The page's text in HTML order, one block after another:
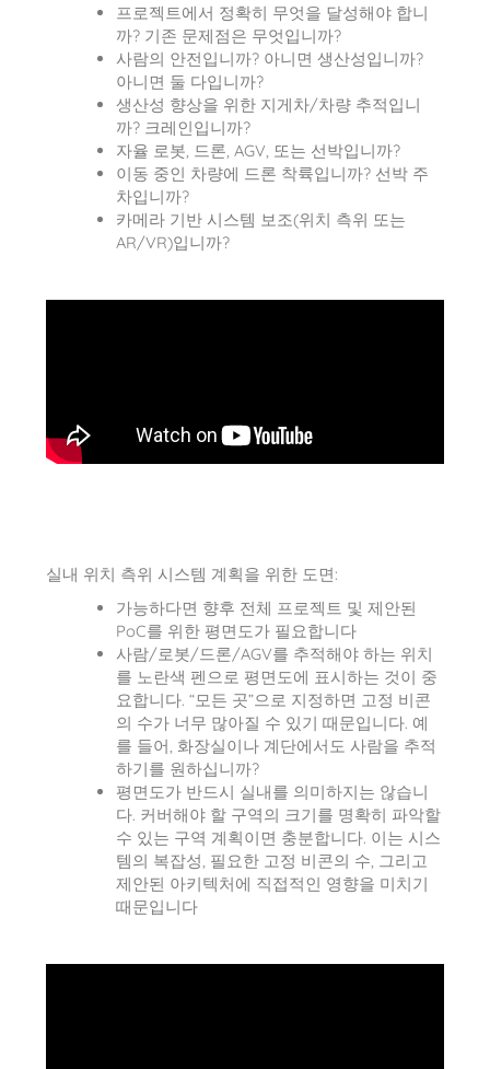
프로젝트에서 정확히 무엇을 달성해야 합니
까? 기존 문제점은 무엇입니까?
사람의 안전입니까? 아니면 생산성입니까?
아니면 둘 다입니까?
생산성 향상을 위한 지게차/차량 추적입니
까? 크레인입니까?
자율 로봇, 드론, AGV, 또는 선박입니까?
이동 중인 차량에 드론 착륙입니까? 선박 주
차입니까?
카메라 기반 시스템 보조(위치 측위 또는
AR/VR)입니까?
실내 위치 측위 시스템 계획을 위한 도면:
가능하다면 향후 전체 프로젝트 및 제안된
PoC를 위한 평면도가 필요합니다
사람/로봇/드론/AGV를 추적해야 하는 위치
를 노란색 펜으로 평면도에 표시하는 것이 중
요합니다. “모든 곳”으로 지정하면 고정 비콘
의 수가 너무 많아질 수 있기 때문입니다. 예
를 들어, 화장실이나 계단에서도 사람을 추적
하기를 원하십니까?
평면도가 반드시 실내를 의미하지는 않습니
다. 커버해야 할 구역의 크기를 명확히 파악할
수 있는 구역 계획이면 충분합니다. 이는 시스
템의 복잡성, 필요한 고정 비콘의 수, 그리고
제안된 아키텍처에 직접적인 영향을 미치기
때문입니다